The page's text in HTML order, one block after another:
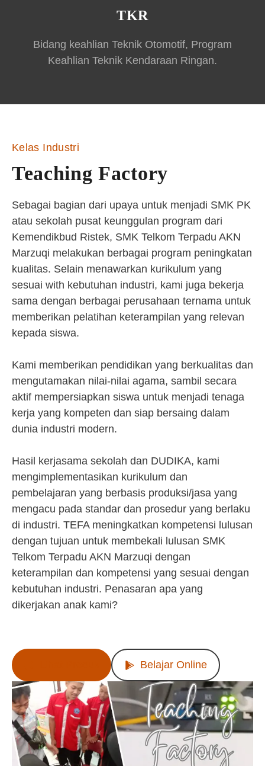
TKR
Bidang keahlian Teknik Otomotif, Program
Keahlian Teknik Kendaraan Ringan.
Kelas Industri
Teaching Factory
Sebagai bagian dari upaya untuk menjadi SMK PK
atau sekolah pusat keunggulan program dari
Kemendikbud Ristek, SMK Telkom Terpadu AKN
Marzuqi melakukan berbagai program peningkatan
kualitas. Selain menawarkan kurikulum yang
sesuai with kebutuhan industri, kami juga bekerja
sama dengan berbagai perusahaan ternama untuk
memberikan pelatihan keterampilan yang relevan
kepada siswa.
Kami memberikan pendidikan yang berkualitas dan
mengutamakan nilai-nilai agama, sambil secara
aktif mempersiapkan siswa untuk menjadi tenaga
kerja yang kompeten dan siap bersaing dalam
dunia industri modern.
Hasil kerjasama sekolah dan DUDIKA, kami
mengimplementasikan kurikulum dan
pembelajaran yang berbasis produksi/jasa yang
mengacu pada standar dan prosedur yang berlaku
di industri. TEFA meningkatkan kompetensi lulusan
dengan tujuan untuk membekali lulusan SMK
Telkom Terpadu AKN Marzuqi dengan
keterampilan dan kompetensi yang sesuai dengan
kebutuhan industri. Penasaran apa yang
dikerjakan anak kami?
Belajar Online